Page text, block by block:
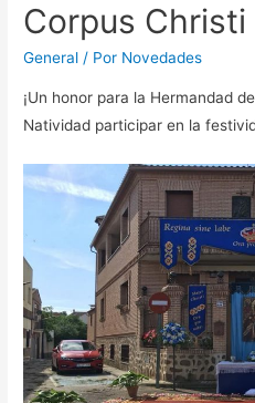
Corpus Christi
General / Por Novedades
¡Un honor para la Hermandad
Natividad participar en la